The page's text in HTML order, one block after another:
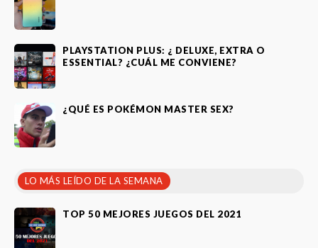
PLAYSTATION PLUS: ¿ DELUXE, EXTRA O
ESSENTIAL? ¿CUÁL ME CONVIENE?
¿QUÉ ES POKÉMON MASTER SEX?
LO MÁS LEÍDO DE LA SEMANA
TOP 50 MEJORES JUEGOS DEL 2021